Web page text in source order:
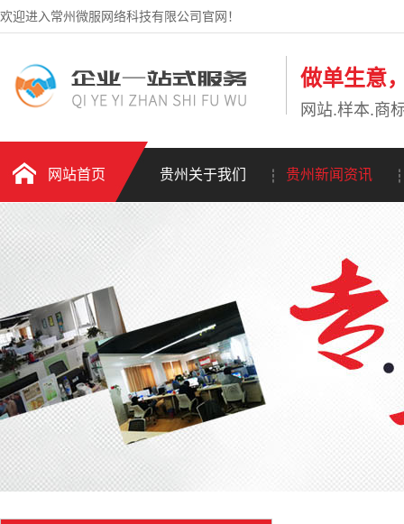
欢迎进入常州微服网络科技有限公司官网！
做单生意
网站.样本.商
网站首页 贵州关于我们 贵州新闻资讯